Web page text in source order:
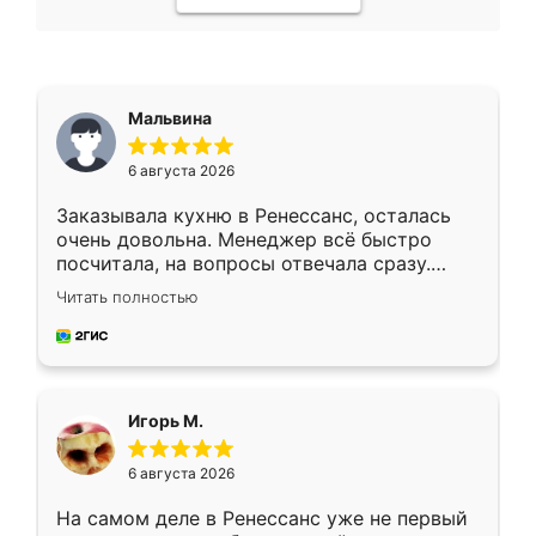
Мальвина
6 августа 2026
Заказывала кухню в Ренессанс, осталась
очень довольна. Менеджер всё быстро
посчитала, на вопросы отвечала сразу.
Замерщик приехал в субботу, подошёл к
делу со всей ответственностью. Собрали
за день, ребята работали аккуратно, даже
Читать полностью
Игорь М.
6 августа 2026
На самом деле в Ренессанс уже не первый